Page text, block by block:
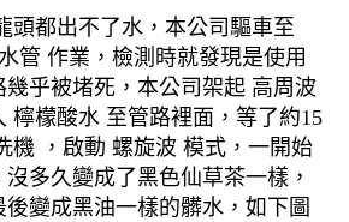
頭都出不了水，本公司驅車至
管 作業，檢測時就發現是使用
乎被堵死，本公司架起 高周波
檸檬酸水 至管路裡面，等了約15
機 ，啟動 螺旋波 模式，一開始
多久變成了黑色仙草茶一樣，
變成黑油一樣的髒水，如下圖